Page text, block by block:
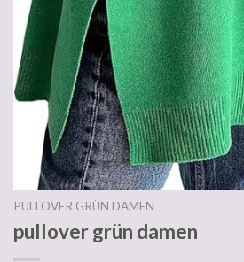
PULLOVER GRÜN DAMEN
pullover grün damen